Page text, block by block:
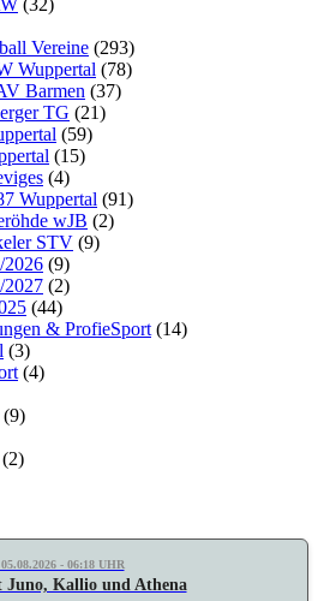
Vereine (293)
Wuppertal (78)
Barmen (37)
TG (21)
(59)
(15)
(4)
Wuppertal (91)
wJB (2)
STV (9)
(9)
(2)
(44)
& ProfieSport (14)
(3)
(4)
(9)
- 06:18 UHR
Juno, Kallio und Athena